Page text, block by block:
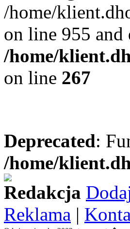
/home/
on line 955 and
/home/
on line 267
Deprecated:
/home/
Redakcja
Reklama |